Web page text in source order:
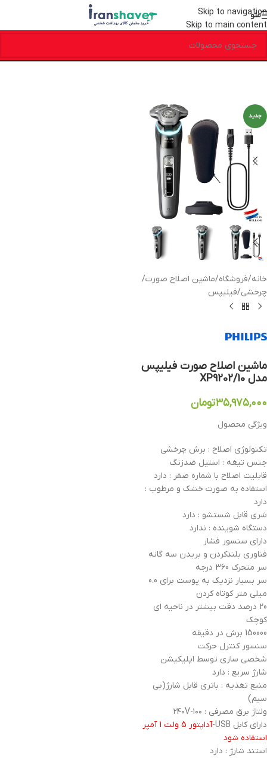
Skip to navigation
Skip to main content
منو
جدید
خانه/فروشگاه/ماشین اصلاح صورت/
چرخشی/فیلیپس
ماشین اصلاح صورت فیلیپس
مدل XP9202/10
۳۵,۹۷۵,۰۰۰تومان
ویژگی محصول
تکنولوژی اصلاح : برش چرخشی
جنس تیغه : استیل ضدزنگ
قابلیت اصلاح با شماره صفر : دارد
استفاده به صورت خشک و مرطوب :
دارد
سَری قابل شستشو : دارد
دستگاه شوینده : ندارد
دارای سنسور فشار
فناوری بلندکردن و بریدن سه گانه
سر متحرک 360 درجه
سر بسیار نزدیک به پوست برای 0.0
میلی متر کوتاه کردن
20 درصد دقت بیشتر در ناحیه ای
کوچک
150000 برش در دقیقه
سنسور کنترل حرکت
شخصی سازی توسط اپلیکیشن
شارژ سریع : دارد
منبع تغذیه : باتری قابل شارژ(بی
سیم)
ولتاژ برق مصرفی : ۱۰۰-۲۴۰V
دارای کابل USB-
آداپتور 5 ولت 1 آمپر
استفاده شود
استند شارژ : دارد